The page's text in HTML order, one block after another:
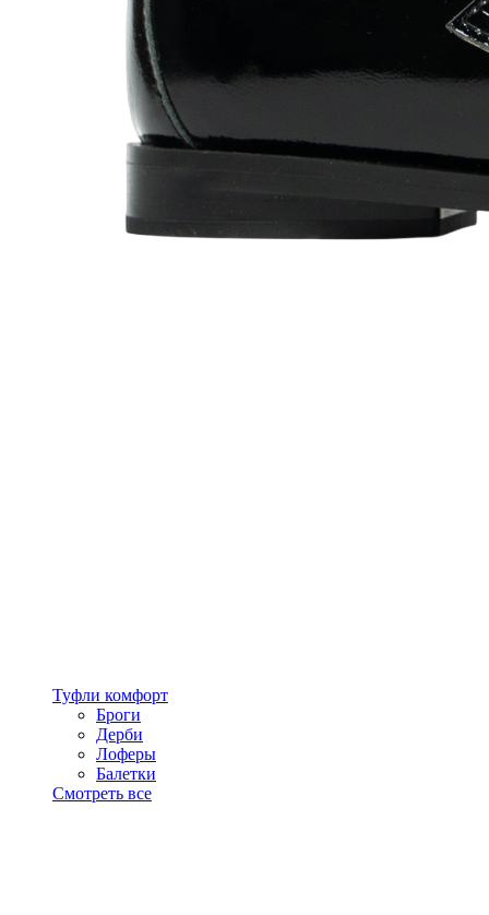
Туфли комфорт
Броги
Дерби
Лоферы
Балетки
Смотреть все